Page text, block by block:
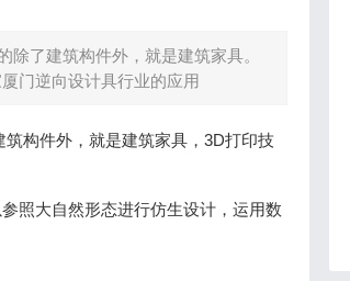
了建筑构件外，就是建筑家具。
门逆向设计具行业的应用
构件外，就是建筑家具，3D打印技
照大自然形态进行仿生设计，运用数